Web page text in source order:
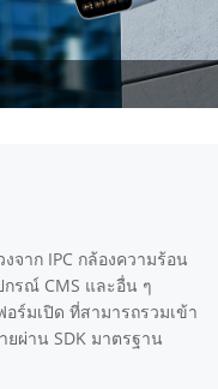
าก IPC กล้องความร้อน
กรณ์ CMS และอื่น ๆ
มเปิด ที่สามารถรวมเข้า
ผ่าน SDK มาตรฐาน